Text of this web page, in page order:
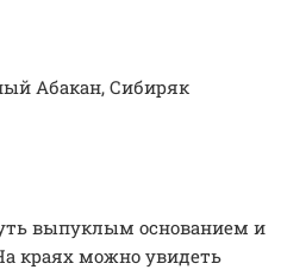
Абакан, Сибиряк
выпуклым основанием и
краях можно увидеть